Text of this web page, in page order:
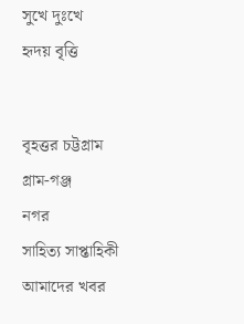
সুখে দুঃখে
হৃদয় বৃত্তি
বৃহত্তর চট্টগ্রাম
গ্রাম-গঞ্জ
নগর
সাহিত্য সাপ্তাহিকী
আমাদের খবর